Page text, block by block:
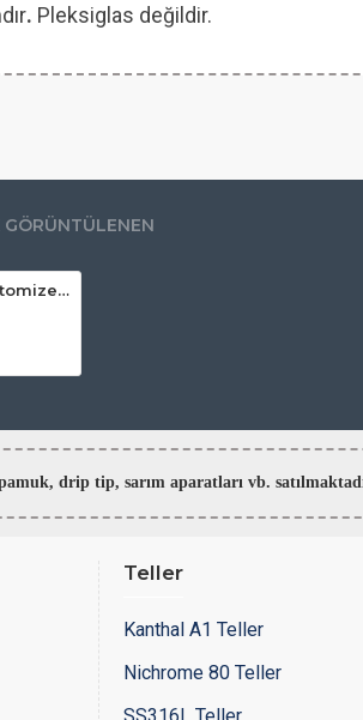
. Pleksiglas değildir.
GÖRÜNTÜLENEN
Ulton Rubik v2 RTA Atomizer Camı
drip tip, sarım aparatları vb.
Teller
Kanthal A1 Teller
Nichrome 80 Teller